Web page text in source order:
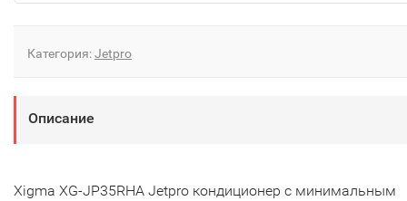
Категория:Jetpro
Описание
Xigma XG-JP35RHA Jetpro кондиционер с минимальным